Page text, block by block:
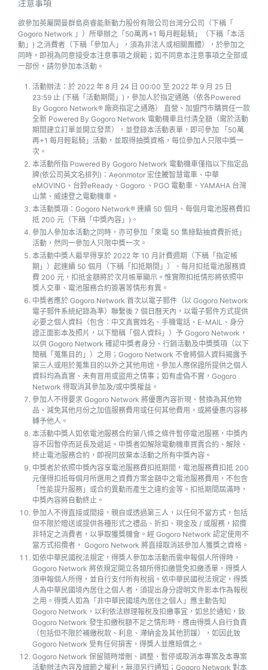
注意事項
欲參加英屬開曼群島商睿能新動力股份有限公司台灣分公司（下稱「
Gogoro Network 」）所舉辦之「50萬再+1 每月輕鬆騎」（下稱「本活
動」) 之消費者（下稱「參加人」，須為非法人或相關團體），於參加之
同時，即視為同意接受本注意事項之規範；如不同意本注意事項之全部或
一部份，請勿參加本活動。
活動辦法：於 2022 年 8 月 24 日 00:00 至 2022 年 9 月 25 日
23:59 止 (下稱「活動期間」)，參加人於指定通路（依各Powered
By Gogoro Network® 廠商指定之通路） 直營、加盟門市購買任一款
全新 Powered By Gogoro Network 電動機車且付清全額（需於活動
期間建立訂單並開立發票），並登錄本活動表單，即可參加 「50萬
再+1 每月輕鬆騎」活動，並取得抽獎資格，每位參加人只限中獎一
次。
本活動所指 Powered By Gogoro Network 電動機車僅指以下指定品
牌(依公司英文名排列)：Aeonmotor 宏佳騰智慧電車、中華
eMOVING、台鈴eReady、Gogoro 、PGO 電動車、YAMAHA 台灣
山葉、威速登之電動機車。
本活動獎項：Gogoro Network® 連續 50 個月、每個月電池服務費扣
抵 200 元（下稱「中獎內容」)。
參加人參加本活動之同時，亦可參加「來電 50 集綠點抽資費折抵」
活動，然同一參加人只限中獎一次。
本活動中獎人最早得享於 2022 年 10 月計費週期（下稱「指定帳
期」）起連續 50 個月（下稱「扣抵期間」）、每月扣抵電池服務資
費 200 元，扣抵金額將於次月帳單顯示。惟實際扣抵情形將依照中
獎人交車、電池服務合約簽署等情形有異。
中獎者應於 Gogoro Network 首次以電子郵件（以 Gogoro Network
電子郵件系統紀錄為準）聯繫後 7 個日曆天內，以電子郵件方式提供
必要之個人資料（包含：中文真實姓名、手機電話、E-MAIL、身分
證正面影本及照片，以下簡稱「個人資料」）予 Gogoro Network，
以供 Gogoro Network 確認中獎者身分、行銷活動及中獎獎項（以下
簡稱「蒐集目的」）之用；Gogoro Network 不會將個人資料揭露予
第三人或用於蒐集目的以外之其他用途。參加人應保證所提供之個人
資料均為真實、未有冒用或盜用之情事；如有虛偽不實，Gogoro
Network 得取消其參加及/或中獎權益。
參加人不得要求 Gogoro Network 將優惠內容折現、替換為其他物
品、減免其他月份之加值服務費用或任何其他費用，或將優惠内容移
轉予他人。
本活動中獎人如依電池服務合約第八條之條件暫停電池服務，中獎內
容不因暫停而延長及遞延。中獎者如解除電動機車買賣合約、解除、
終止電池服務合約，即視同放棄本活動之所有中獎內容。
中獎者於依照中獎內容享電池服務費扣抵期間，電池服務費扣抵 200
元僅得扣抵每個月所選用之資費方案金額中之電池服務費用，不包含
「性能提升服務」或合約異動而產生之違約金等。扣抵期間屆滿時，
中獎內容將自動終止。
參加人不得直接或間接，親自或透過第三人，以任何不當方式，包括
但不限於贈送或提供各種形式之禮品、折扣、現金及 / 或服務，招攬
非特定之消費者，以爭取獲獎機會。經 Gogoro Network 認定使用不
當方式招攬者， Gogoro Network 將直接取消該參加人獲獎之資格。
如依中華民國稅法規定，得獎人參加本活動而需申報個人所得時，
Gogoro Network 將依規定開立各類所得扣繳暨免扣繳憑單，得獎人
須申報個人所得，並自行支付所有稅捐。依中華民國稅法規定，得獎
人為中華民國境內居住之個人者，須提出身分證明文件影本作為報稅
之用。得獎人如為「非中華民國境內居住之個人」應主動告知
Gogoro Network，以利依法辦理報稅及扣繳事宜，如怠於通知，致
Gogoro Network 發生扣繳稅額不足之情形時，應由得獎人自行負責
（包括但不限於補繳稅款、利息、滯納金及其他罰鍰），如因此致
Gogoro Network 受有任何損害，得獎人並應賠償之。
Gogoro Network 保留隨時增刪、調整、暫停或取消本專案及本專案
活動辦法內容及細節之權利，無須另行通知；Gogoro Network 對本